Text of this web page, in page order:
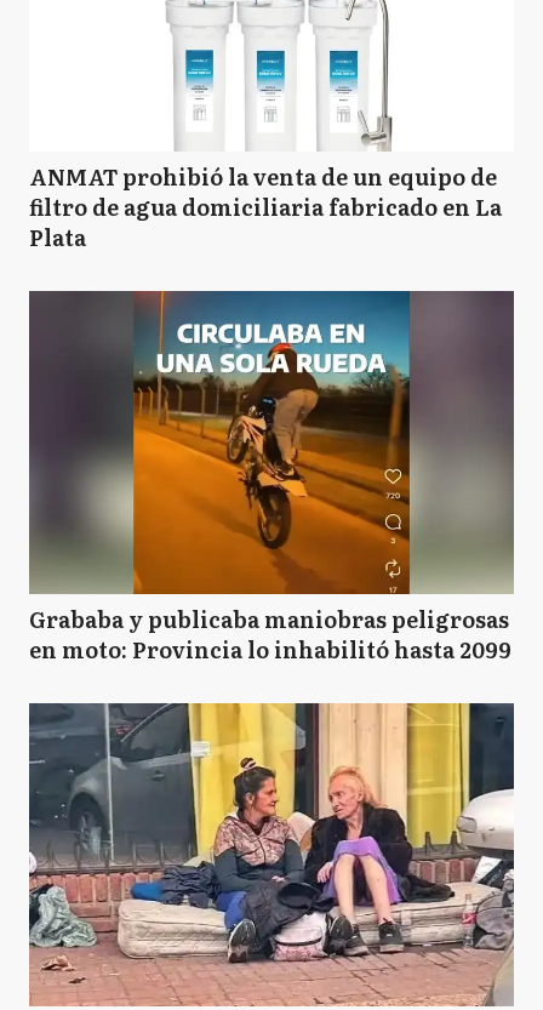
ANMAT prohibió la venta de un equipo de
filtro de agua domiciliaria fabricado en La
Plata
Grababa y publicaba maniobras peligrosas
en moto: Provincia lo inhabilitó hasta 2099